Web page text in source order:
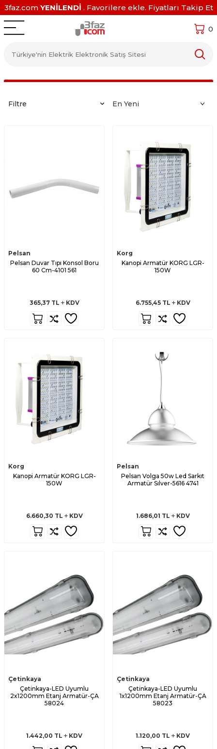
3faz.com YENİLENDİ . Favorilere ekle. Fiyatları Takip Et
0
Filtre
Pelsan
Pelsan Duvar Tıpı Konsol Boru
60 Cm-4101 561
365,37TL KDV
Korg
Kanopi Armatür KORG LGR-
150W
6.755,45TL KDV
Korg
Kanopi Armatür KORG LGR-
150W
6.660,30 TL KDV
Pelsan
Pelsan Volga 50w Led Sarkıt
Armatür Sılver-5616 4741
1.686,01 TL KDV
Çetinkaya
Çetinkaya-LED Uyumlu
2x1200mm Etanj Armatür-ÇA
58024
1.442,00 TL KDV
Çetinkaya
Çetinkaya-LED Uyumlu
1x1200mm Etanj Armatür-ÇA
58023
1.120,00 TL KDV